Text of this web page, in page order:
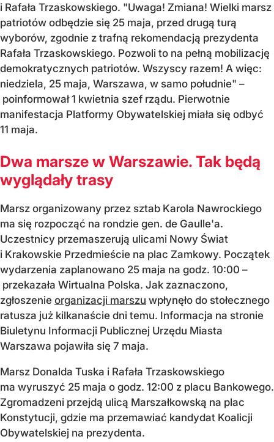
i Rafała Trzaskowskiego. "Uwaga! Zmiana! Wielki marsz
patriotów odbędzie się 25 maja, przed drugą turą
wyborów, zgodnie z trafną rekomendacją prezydenta
Rafała Trzaskowskiego. Pozwoli to na pełną mobilizację
demokratycznych patriotów. Wszyscy razem! A więc:
niedziela, 25 maja, Warszawa, w samo południe" –
poinformował 1 kwietnia szef rządu. Pierwotnie
manifestacja Platformy Obywatelskiej miała się odbyć
11 maja.
Dwa marsze w Warszawie. Tak będą
wyglądały trasy
Marsz organizowany przez sztab Karola Nawrockiego
ma się rozpocząć na rondzie gen. de Gaulle'a.
Uczestnicy przemaszerują ulicami Nowy Świat
i Krakowskie Przedmieście na plac Zamkowy. Początek
wydarzenia zaplanowano 25 maja na godz. 10:00 –
przekazała Wirtualna Polska. Jak zaznaczono,
zgłoszenie organizacji marszu wpłynęło do stołecznego
ratusza już kilkanaście dni temu. Informacja na stronie
Biuletynu Informacji Publicznej Urzędu Miasta
Warszawa pojawiła się 7 maja.
Marsz Donalda Tuska i Rafała Trzaskowskiego
ma wyruszyć 25 maja o godz. 12:00 z placu Bankowego.
Zgromadzeni przejdą ulicą Marszałkowską na plac
Konstytucji, gdzie ma przemawiać kandydat Koalicji
Obywatelskiej na prezydenta.